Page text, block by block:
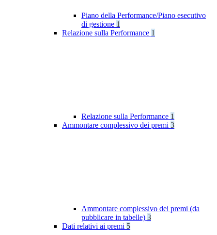
Piano della Performance/Piano esecutivo
di gestione 1
Relazione sulla Performance 1
Relazione sulla Performance 1
Ammontare complessivo dei premi 3
Ammontare complessivo dei premi (da
pubblicare in tabelle) 3
Dati relativi ai premi 5